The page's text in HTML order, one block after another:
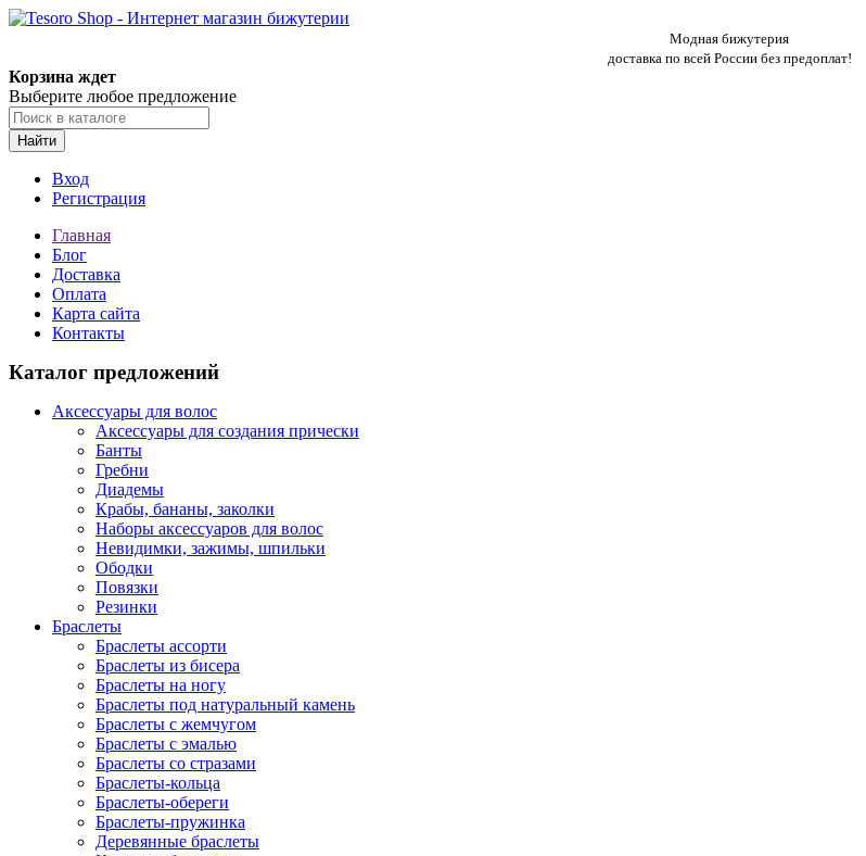
Модная бижутерия
доставка по всей России без предоплат!
Корзина ждет
Выберите любое предложение
Найти
Вход
Регистрация
Главная
Блог
Доставка
Оплата
Карта сайта
Контакты
Каталог предложений
Аксессуары для волос
Аксессуары для создания прически
Банты
Гребни
Диадемы
Крабы, бананы, заколки
Наборы аксессуаров для волос
Невидимки, зажимы, шпильки
Ободки
Повязки
Резинки
Браслеты
Браслеты ассорти
Браслеты из бисера
Браслеты на ногу
Браслеты под натуральный камень
Браслеты с жемчугом
Браслеты с эмалью
Браслеты со стразами
Браслеты-кольца
Браслеты-обереги
Браслеты-пружинка
Деревянные браслеты